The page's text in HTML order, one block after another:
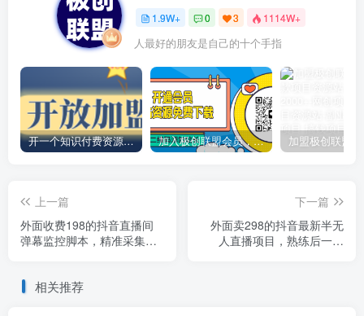
1.9W+ 0 3 1114W+
人最好的朋友是自己的十个手指
开一个知识付费资源网站，小白也能日入1000+ 加入极创联盟会员，全站资源免费学习。
上一篇
外面收费198的抖音直播间
弹幕监控脚本，精准采集快
下一篇
外面卖298的抖音最新半无
人直播项目，熟练后一天
相关推荐